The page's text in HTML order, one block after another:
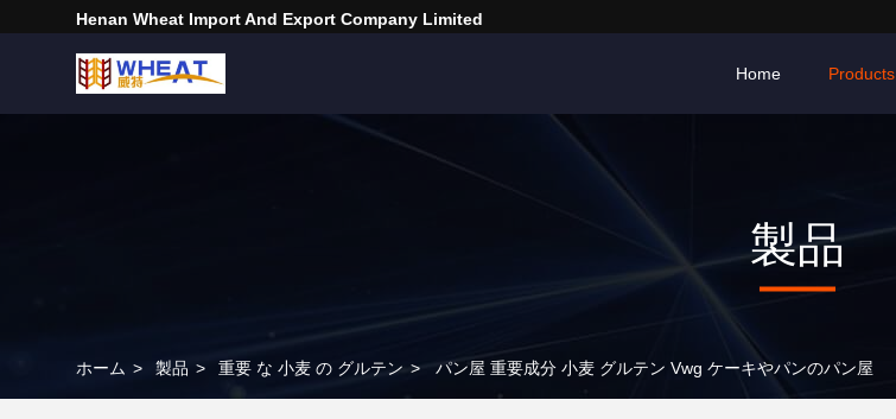
Henan Wheat Import And Export Company Limited
Home Products
製品
ホーム > 製品 > 重要 な 小麦 の グルテン > パン屋 重要成分 小麦 グルテン Vwg ケーキやパンのパン屋